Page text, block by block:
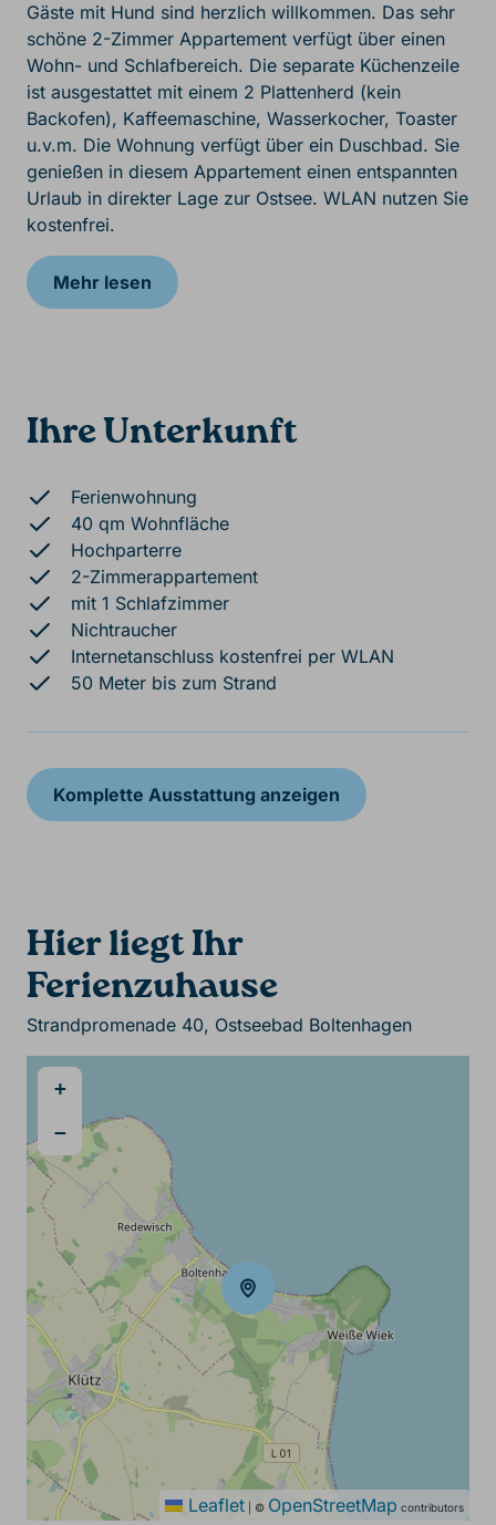
Gäste mit Hund sind herzlich willkommen. Das sehr
schöne 2-Zimmer Appartement verfügt über einen
Wohn- und Schlafbereich. Die separate Küchenzeile
ist ausgestattet mit einem 2 Plattenherd (kein
Backofen), Kaffeemaschine, Wasserkocher, Toaster
u.v.m. Die Wohnung verfügt über ein Duschbad. Sie
genießen in diesem Appartement einen entspannten
Urlaub in direkter Lage zur Ostsee. WLAN nutzen Sie
kostenfrei.
Mehr lesen
Ihre Unterkunft
Ferienwohnung
40 qm Wohnfläche
Hochparterre
2-Zimmerappartement
mit 1 Schlafzimmer
Nichtraucher
Internetanschluss kostenfrei per WLAN
50 Meter bis zum Strand
Komplette Ausstattung anzeigen
Hier liegt Ihr
Ferienzuhause
Strandpromenade 40, Ostseebad Boltenhagen
+
−
Leaflet © OpenStreetMap contributors